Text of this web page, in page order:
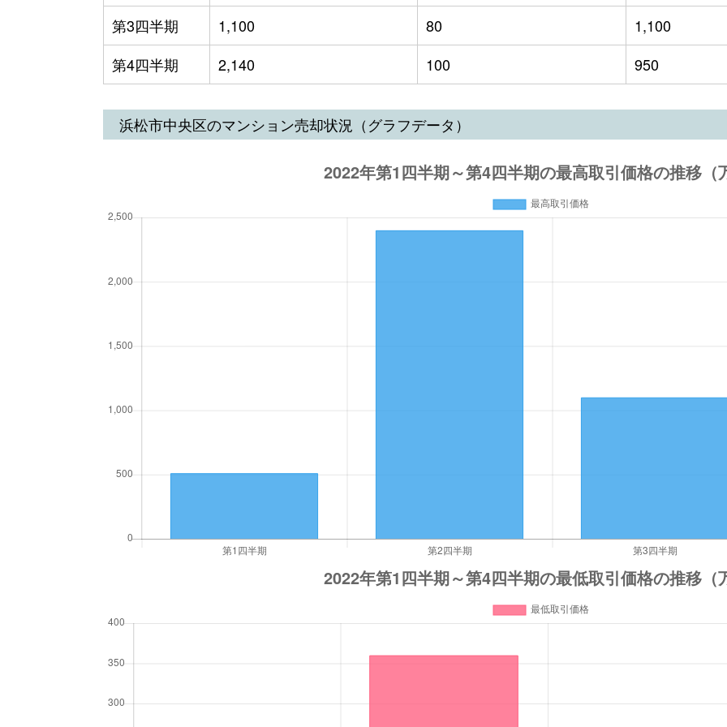
第3四半期 1,100 80
1,100
第4四半期
2,140 100 950
浜松市中央区のマンション売却状況（グラフデータ）